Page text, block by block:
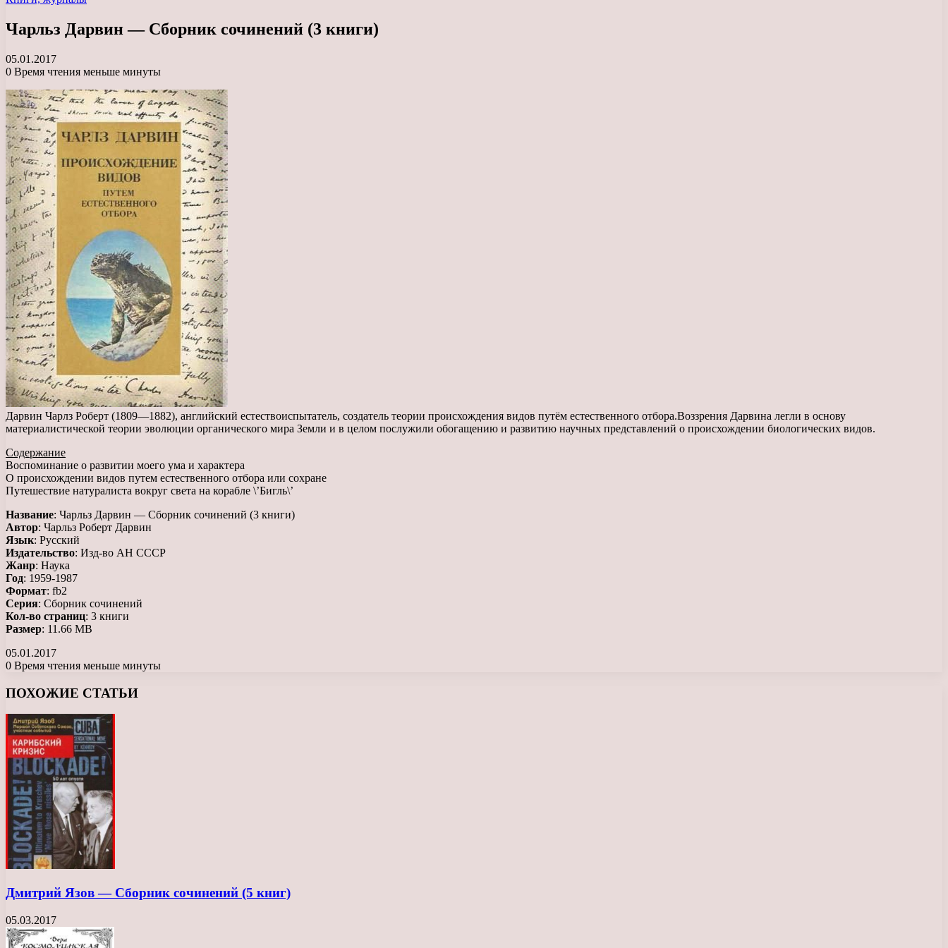
Чарльз Дарвин — Сборник сочинений (3 книги)
05.01.2017
0 Время чтения меньше минуты
Дарвин Чарлз Роберт (1809—1882), английский естествоиспытатель, создатель теории происхождения видов путём естественного отбора.Воззрения Дарвина легли в основу
материалистической теории эволюции органического мира Земли и в целом послужили обогащению и развитию научных представлений о происхождении биологических видов.
Содержание
Воспоминание о развитии моего ума и характера
О происхождении видов путем естественного отбора или сохране
Путешествие натуралиста вокруг света на корабле \’Бигль\’
Название: Чарльз Дарвин — Сборник сочинений (3 книги)
Автор: Чарльз Роберт Дарвин
Язык: Русский
Издательство: Изд-во АН СССР
Жанр: Наука
Год: 1959-1987
Формат: fb2
Серия: Сборник сочинений
Кол-во страниц: 3 книги
Размер: 11.66 MB
05.01.2017
0 Время чтения меньше минуты
ПОХОЖИЕ СТАТЬИ
Дмитрий Язов — Сборник сочинений (5 книг)
05.03.2017